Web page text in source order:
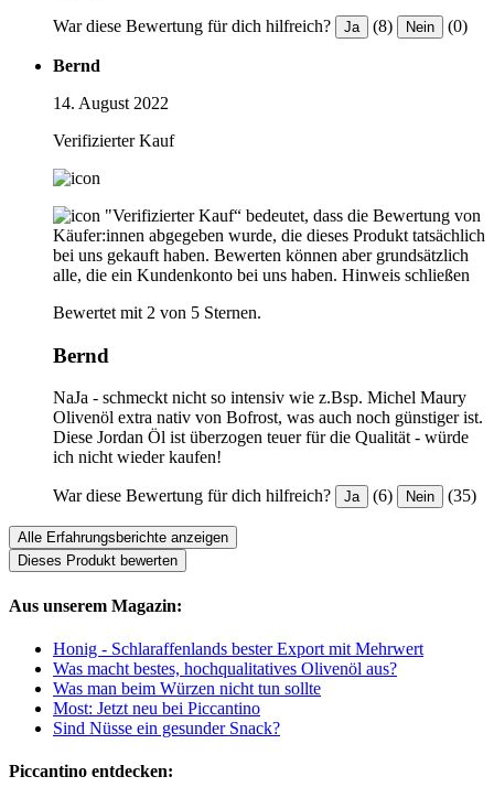
War diese Bewertung für dich hilfreich? Ja (8) Nein (0)
Bernd
14. August 2022
Verifizierter Kauf
"Verifizierter Kauf“ bedeutet, dass die Bewertung von
Käufer:innen abgegeben wurde, die dieses Produkt tatsächlich
bei uns gekauft haben. Bewerten können aber grundsätzlich
alle, die ein Kundenkonto bei uns haben. Hinweis schließen
Bewertet mit 2 von 5 Sternen.
Bernd
NaJa - schmeckt nicht so intensiv wie z.Bsp. Michel Maury
Olivenöl extra nativ von Bofrost, was auch noch günstiger ist.
Diese Jordan Öl ist überzogen teuer für die Qualität - würde
ich nicht wieder kaufen!
War diese Bewertung für dich hilfreich? Ja (6) Nein (35)
Alle Erfahrungsberichte anzeigen
Dieses Produkt bewerten
Aus unserem Magazin:
Honig - Schlaraffenlands bester Export mit Mehrwert
Was macht bestes, hochqualitatives Olivenöl aus?
Was man beim Würzen nicht tun sollte
Most: Jetzt neu bei Piccantino
Sind Nüsse ein gesunder Snack?
Piccantino entdecken: